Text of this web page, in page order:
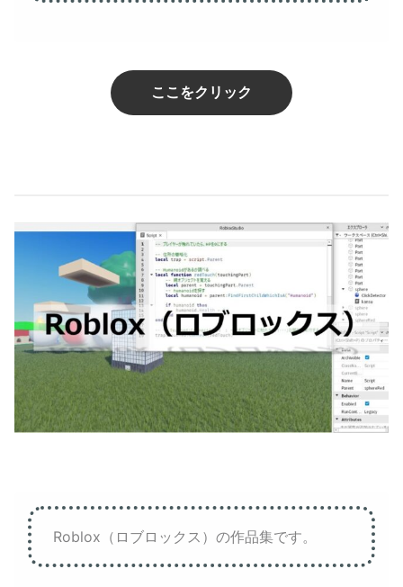
ここをクリック
Roblox（ロブロックス）の作品集です。